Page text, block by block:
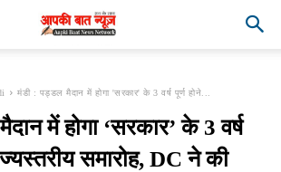
मंडी : पड्डल मैदान में होगा 'सरकार' के 3 वर्ष पूर्ण होने...
में होगा ‘सरकार’ के 3 वर्ष
समारोह, DC ने की